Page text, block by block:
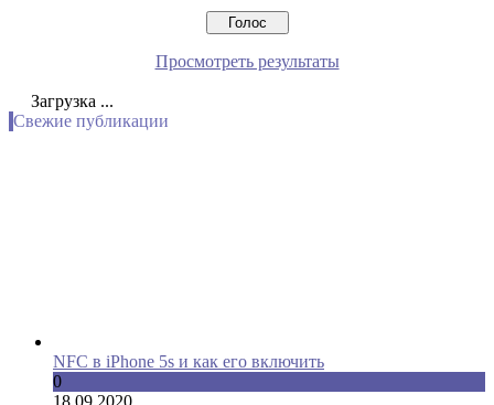
Просмотреть результаты
Загрузка ...
Свежие публикации
NFC в iPhone 5s и как его включить
0